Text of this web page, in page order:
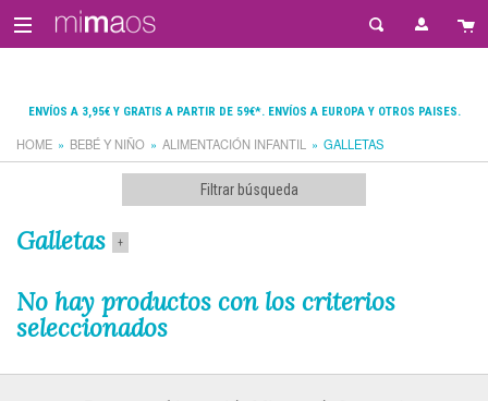
ENVÍOS A 3,95€ Y GRATIS A PARTIR DE 59€*. ENVÍOS A EUROPA Y OTROS PAISES.
HOME BEBÉ Y NIÑO ALIMENTACIÓN INFANTIL GALLETAS
Filtrar búsqueda
Galletas +
No hay productos con los criterios
seleccionados